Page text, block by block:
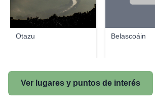
Otazu Belascoáin
Ver lugares y puntos de interés